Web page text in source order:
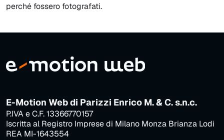
perché fossero fotografati.
E-Motion Web di Parizzi Enrico M. & C. s.n.c.
P.IVA e C.F. 13366770157
Iscritta al Registro Imprese di Milano Monza Brianza Lodi
REA MI-1643554